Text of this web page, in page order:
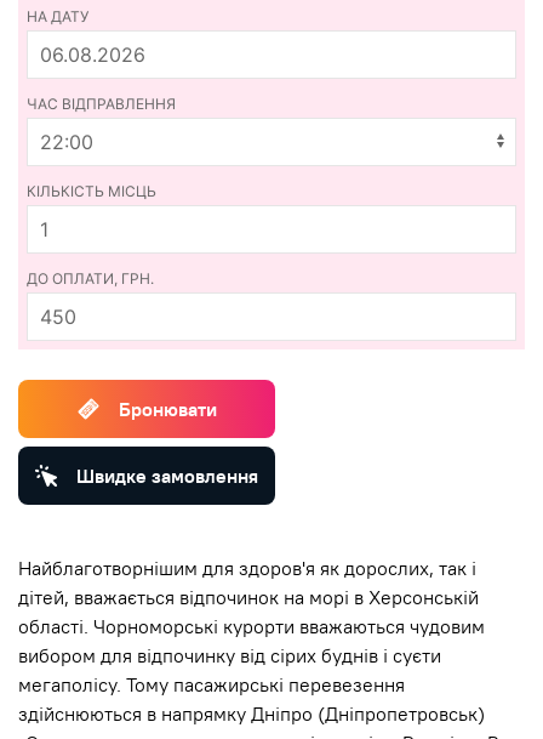
НА ДАТУ
ЧАС ВІДПРАВЛЕННЯ
КІЛЬКІСТЬ МІСЦЬ
ДО ОПЛАТИ, ГРН.
450
Бронювати
Швидке замовлення
Найблаготворнішим для здоров'я як дорослих, так і
дітей, вважається відпочинок на морі в Херсонській
області. Чорноморські курорти вважаються чудовим
вибором для відпочинку від сірих буднів і суєти
мегаполісу. Тому пасажирські перевезення
здійснюються в напрямку Дніпро (Дніпропетровськ)